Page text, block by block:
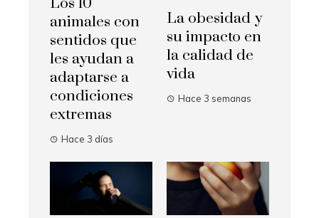
animales con
sentidos que
les ayudan a
adaptarse a
condiciones
extremas
Hace 3 días
La obesidad y
su impacto en
la calidad de
vida
Hace 3 semanas